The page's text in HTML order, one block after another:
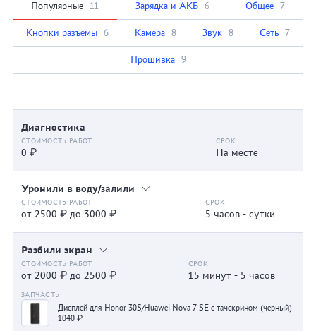
Популярные 11 Зарядка и АКБ 6 Общее 7
Кнопки разъемы 6 Камера 8 Звук 8 Сеть 7
Прошивка 9
Диагностика
0 ₽ На месте
Уронили в воду/залили
от 2500 ₽ до 3000 ₽ 5 часов - сутки
Разбили экран
от 2000 ₽ до 2500 ₽ 15 минут - 5 часов
Дисплей для Honor 30S/Huawei Nova 7 SE с тачскрином (черный)
1040 ₽